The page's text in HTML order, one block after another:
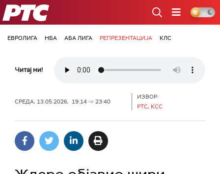
РТС
ЕВРОЛИГА НБА АБА ЛИГА РЕПРЕЗЕНТАЦИЈА КЛС
Читај ми!
СРЕДА, 13.05.2026, 19:14 -> 23:40
ИЗВОР:
РТС, КСС